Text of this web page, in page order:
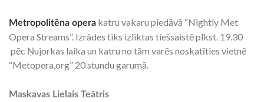
Metropolitēna opera katru vakaru piedāvā “Nightly Met
Opera Streams”. Izrādes tiks izliktas tiešsaistē plkst. 19.30
pēc Ņujorkas laika un katru no tām varēs noskatīties vietnē
“Metopera.org” 20 stundu garumā.
Maskavas Lielais Teātris